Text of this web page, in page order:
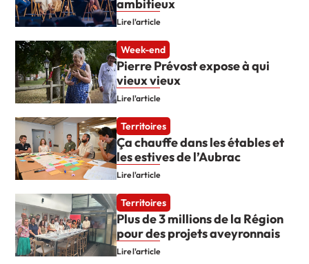
ambitieux
Lire l'article
Week-end
Pierre Prévost expose à qui
vieux vieux
Lire l'article
Territoires
Ça chauffe dans les étables et
les estives de l’Aubrac
Lire l'article
Territoires
Plus de 3 millions de la Région
pour des projets aveyronnais
Lire l'article